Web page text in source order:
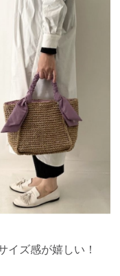
イズ感が嬉しい！